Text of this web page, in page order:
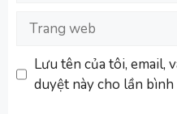
Trang
Lưu tên của tôi, email,
duyệt này cho lần